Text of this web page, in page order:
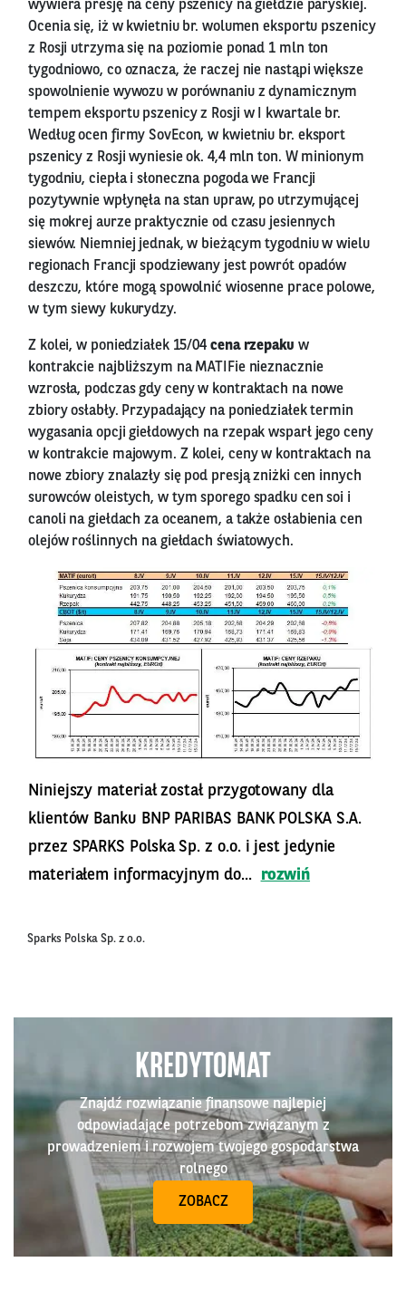
wywiera presję na ceny pszenicy na giełdzie paryskiej.
Ocenia się, iż w kwietniu br. wolumen eksportu pszenicy
z Rosji utrzyma się na poziomie ponad 1 mln ton
tygodniowo, co oznacza, że raczej nie nastąpi większe
spowolnienie wywozu w porównaniu z dynamicznym
tempem eksportu pszenicy z Rosji w I kwartale br.
Według ocen firmy SovEcon, w kwietniu br. eksport
pszenicy z Rosji wyniesie ok. 4,4 mln ton. W minionym
tygodniu, ciepła i słoneczna pogoda we Francji
pozytywnie wpłynęła na stan upraw, po utrzymującej
się mokrej aurze praktycznie od czasu jesiennych
siewów. Niemniej jednak, w bieżącym tygodniu w wielu
regionach Francji spodziewany jest powrót opadów
deszczu, które mogą spowolnić wiosenne prace polowe,
w tym siewy kukurydzy.
Z kolei, w poniedziałek 15/04cena rzepaku w
kontrakcie najbliższym na MATIFie nieznacznie
wzrosła, podczas gdy ceny w kontraktach na nowe
zbiory osłabły. Przypadający na poniedziałek termin
wygasania opcji giełdowych na rzepak wsparł jego ceny
w kontrakcie majowym. Z kolei, ceny w kontraktach na
nowe zbiory znalazły się pod presją zniżki cen innych
surowców oleistych, w tym sporego spadku cen soi i
canoli na giełdach za oceanem, a także osłabienia cen
olejów roślinnych na giełdach światowych.
Niniejszy materiał został przygotowany dla
klientów Banku BNP PARIBAS BANK POLSKA S.A.
przez SPARKS Polska Sp. z o.o. i jest jedynie
materiałem informacyjnym do...
rozwiń
Sparks Polska Sp. z o.o.
KREDYTOMAT
Znajdź rozwiązanie finansowe najlepiej
odpowiadające potrzebom związanym z
prowadzeniem i rozwojem twojego gospodarstwa
rolnego
ZOBACZ